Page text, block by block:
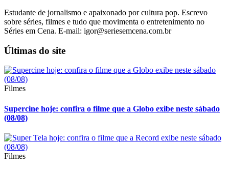
Estudante de jornalismo e apaixonado por cultura pop. Escrevo
sobre séries, filmes e tudo que movimenta o entretenimento no
Séries em Cena. E-mail: igor@seriesemcena.com.br
Últimas do site
Filmes
Supercine hoje: confira o filme que a Globo exibe neste sábado
(08/08)
Filmes